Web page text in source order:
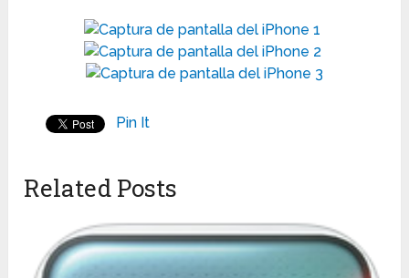
Pin It
Related Posts